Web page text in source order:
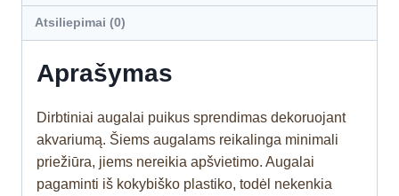
Atsiliepimai (0)
Aprašymas
Dirbtiniai augalai puikus sprendimas dekoruojant
akvariumą. Šiems augalams reikalinga minimali
priežiūra, jiems nereikia apšvietimo. Augalai
pagaminti iš kokybiško plastiko, todėl nekenkia